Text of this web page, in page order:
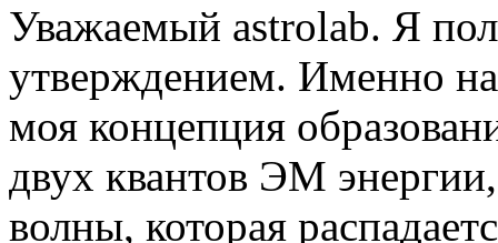
Уважаемый astrolab. Я
утверждением. Именно
моя концепция
двух квантов ЭМ
волны, которая